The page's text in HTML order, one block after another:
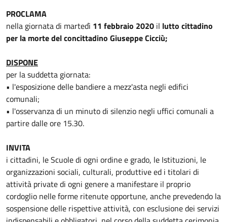
PROCLAMA
nella giornata di martedì 11 febbraio 2020 il lutto cittadino
per la morte del concittadino Giuseppe Cicciù;
DISPONE
per la suddetta giornata:
• l'esposizione delle bandiere a mezz'asta negli edifici
comunali;
• l'osservanza di un minuto di silenzio negli uffici comunali a
partire dalle ore 15.30.
INVITA
i cittadini, le Scuole di ogni ordine e grado, le Istituzioni, le
organizzazioni sociali, culturali, produttive ed i titolari di
attività private di ogni genere a manifestare il proprio
cordoglio nelle forme ritenute opportune, anche prevedendo la
sospensione delle rispettive attività, con esclusione dei servizi